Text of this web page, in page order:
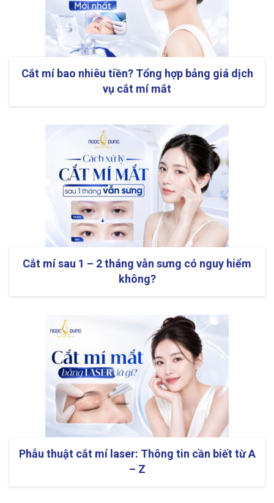
Cắt mí bao nhiêu tiền? Tổng hợp bảng giá dịch
vụ cắt mí mắt
Cắt mí sau 1 – 2 tháng vẫn sưng có nguy hiểm
không?
Phẫu thuật cắt mí laser: Thông tin cần biết từ A
– Z